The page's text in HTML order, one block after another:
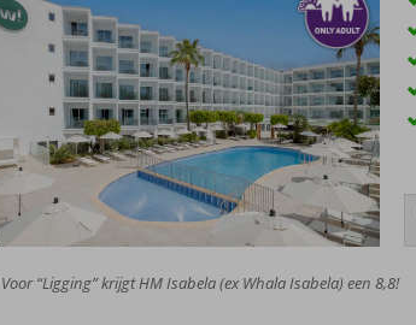
Voor “Ligging” krijgt HM Isabela (ex Whala Isabela) een 8,8!